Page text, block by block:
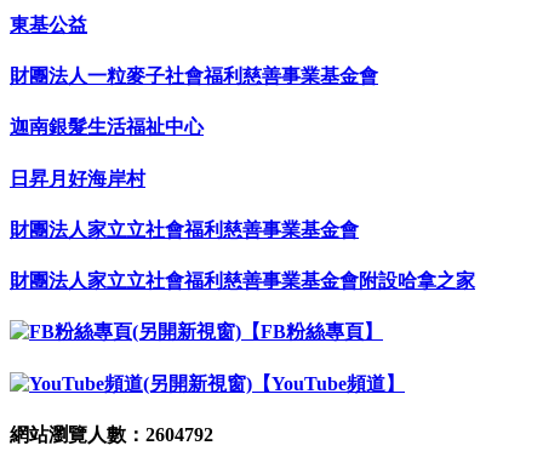
東基公益
財團法人一粒麥子社會福利慈善事業基金會
迦南銀髮生活福祉中心
日昇月好海岸村
財團法人家立立社會福利慈善事業基金會
財團法人家立立社會福利慈善事業基金會附設哈拿之家
【FB粉絲專頁】
【YouTube頻道】
網站瀏覽人數：2604792